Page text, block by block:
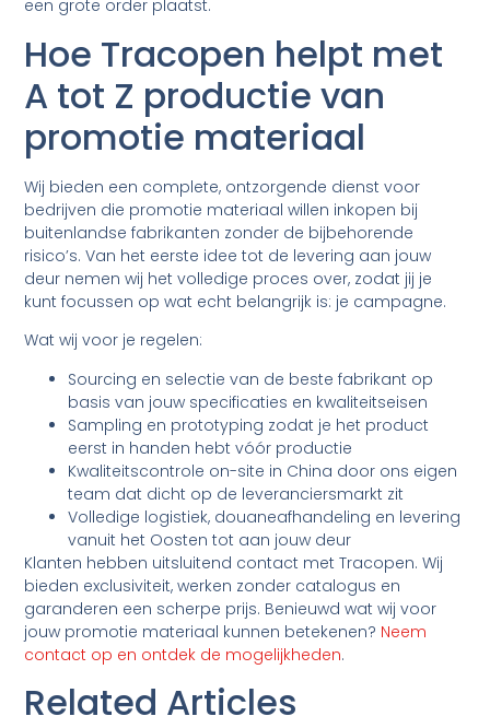
een grote order plaatst.
Hoe Tracopen helpt met
A tot Z productie van
promotie materiaal
Wij bieden een complete, ontzorgende dienst voor
bedrijven die promotie materiaal willen inkopen bij
buitenlandse fabrikanten zonder de bijbehorende
risico’s. Van het eerste idee tot de levering aan jouw
deur nemen wij het volledige proces over, zodat jij je
kunt focussen op wat echt belangrijk is: je campagne.
Wat wij voor je regelen:
Sourcing en selectie van de beste fabrikant op
basis van jouw specificaties en kwaliteitseisen
Sampling en prototyping zodat je het product
eerst in handen hebt vóór productie
Kwaliteitscontrole on-site in China door ons eigen
team dat dicht op de leveranciersmarkt zit
Volledige logistiek, douaneafhandeling en levering
vanuit het Oosten tot aan jouw deur
Klanten hebben uitsluitend contact met Tracopen. Wij
bieden exclusiviteit, werken zonder catalogus en
garanderen een scherpe prijs. Benieuwd wat wij voor
jouw promotie materiaal kunnen betekenen? Neem
contact op en ontdek de mogelijkheden.
Related Articles